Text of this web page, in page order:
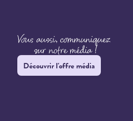
Découvrir l'offre média